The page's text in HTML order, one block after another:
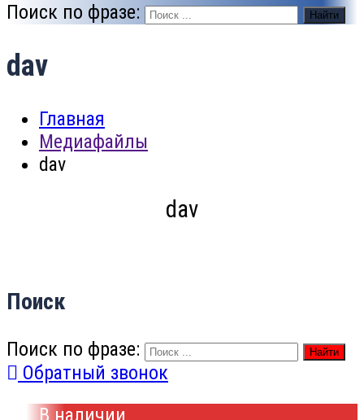
Поиск по фразе: Найти
dav
Главная
Медиафайлы
dav
dav
Поиск
Поиск по фразе: Найти
Обратный звонок
В наличии